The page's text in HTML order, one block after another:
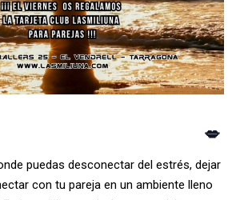
💋
puedas desconectar del estrés, dejar
con tu pareja en un ambiente lleno